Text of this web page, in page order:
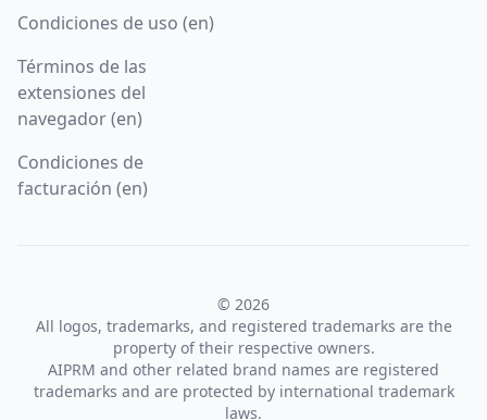
Condiciones de uso (en)
Términos de las
extensiones del
navegador (en)
Condiciones de
facturación (en)
© 2026
All logos, trademarks, and registered trademarks are the
property of their respective owners.
AIPRM and other related brand names are registered
trademarks and are protected by international trademark
laws.